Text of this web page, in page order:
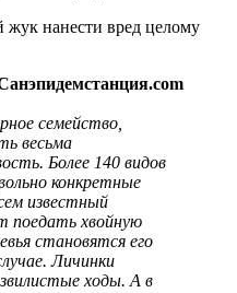
нанести вред целому
семейство,
весьма
Более 140 видов
конкретные
известный
поедать хвойную
становятся его
Личинки
ходы. А в